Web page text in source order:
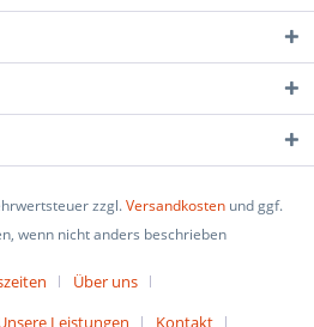
zzgl.Versandkosten und ggf.
wenn nicht anders beschrieben
Über uns
Leistungen
Kontakt